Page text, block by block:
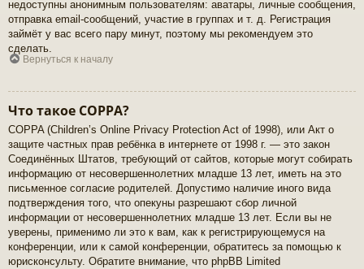
недоступны анонимным пользователям: аватары, личные сообщения,
отправка email-сообщений, участие в группах и т. д. Регистрация
займёт у вас всего пару минут, поэтому мы рекомендуем это
сделать.
Вернуться к началу
Что такое COPPA?
COPPA (Children’s Online Privacy Protection Act of 1998), или Акт о
защите частных прав ребёнка в интернете от 1998 г. — это закон
Соединённых Штатов, требующий от сайтов, которые могут собирать
информацию от несовершеннолетних младше 13 лет, иметь на это
письменное согласие родителей. Допустимо наличие иного вида
подтверждения того, что опекуны разрешают сбор личной
информации от несовершеннолетних младше 13 лет. Если вы не
уверены, применимо ли это к вам, как к регистрирующемуся на
конференции, или к самой конференции, обратитесь за помощью к
юрисконсульту. Обратите внимание, что phpBB Limited